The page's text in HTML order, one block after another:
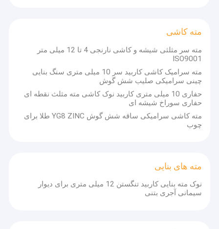
مته کاشی
مته سر مثلثی شیشه و کاشی نارنجی 4 تا 12 میلی متر
ISO9001
مته سرامیک کاشی کاربید سر 10 میلی متری سنگ بنایی
چینی سرامیکی صلیب شش گوش
حفاری 10 میلی متری کاربید نوک کاشی مته مثلث نقطه ای
حفاری سوراخ شیشه ای
مته کاشی سرامیکی ساقه شش گوش YG8 ZINC طلا برای
چوب
مته های بنایی
نوک مته بنایی کاربید تنگستن 12 میلی متری برای دیوار
سیمانی آجری بتنی